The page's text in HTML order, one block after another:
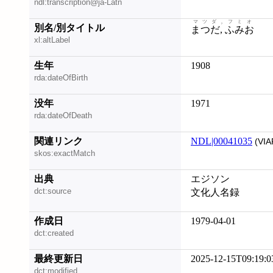
ndl:transcription@ja-Latn
別名/別タイトル
xl:altLabel
まつだ, ふみお
マツダ, フミオ
生年
rda:dateOfBirth
1908
没年
rda:dateOfDeath
1971
関連リンク
skos:exactMatch
NDL|00041035
出典
dct:source
エジソン
文化人名録
作成日
dct:created
1979-04-01
最終更新日
dct:modified
2025-12-